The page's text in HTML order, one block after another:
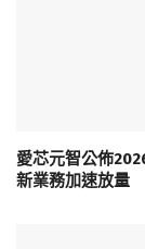
愛芯元智公佈
新業務加速放量